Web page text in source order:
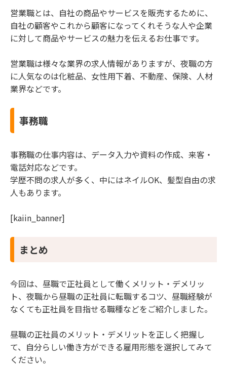
営業職とは、自社の商品やサービスを販売するために、
自社の顧客やこれから顧客になってくれそうな人や企業
に対して商品やサービスの魅力を伝えるお仕事です。
営業職は様々な業界の求人情報がありますが、夜職の方
に人気なのは化粧品、女性用下着、不動産、保険、人材
業界などです。
事務職
事務職の仕事内容は、データ入力や資料の作成、来客・
電話対応などです。
学歴不問の求人が多く、中にはネイルOK、髪型自由の求
人もあります。
[kaiin_banner]
まとめ
今回は、昼職で正社員として働くメリット・デメリッ
ト、夜職から昼職の正社員に転職するコツ、昼職経験が
なくても正社員を目指せる職種などをご紹介しました。
昼職の正社員のメリット・デメリットを正しく把握し
て、自分らしい働き方ができる雇用形態を選択してみて
ください。